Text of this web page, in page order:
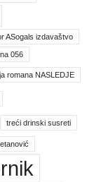
ASogals izdavaštvo
056
romana NASLEDJE
treći drinski susreti